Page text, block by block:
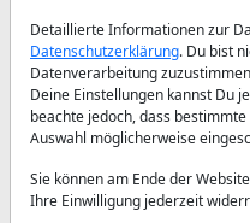
Während einer
Häfen und Marinas
die je nach Ort, Saison
unterschiedlich
willkürlich, sondern
Infrastruktur wie
Detaillierte Informationen zur
Datenschutzerklärung. Du bist
Datenverarbeitung
Deine Einstellungen kannst Du
beachte jedoch, dass
Auswahl möglicherweise
Sie können am Ende der
Ihre Einwilligung jederzeit